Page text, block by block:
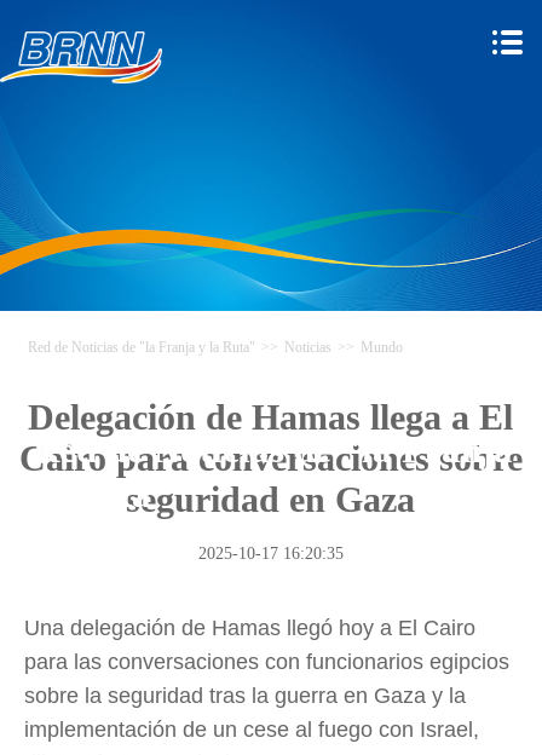
Red de Noticias de "la Franja y
la Ruta"
Red de Noticias de "la Franja y la Ruta" >> Noticias >> Mundo
Delegación de Hamas llega a El
Cairo para conversaciones sobre
seguridad en Gaza
2025-10-17 16:20:35
Una delegación de Hamas llegó hoy a El Cairo
para las conversaciones con funcionarios egipcios
sobre la seguridad tras la guerra en Gaza y la
implementación de un cese al fuego con Israel,